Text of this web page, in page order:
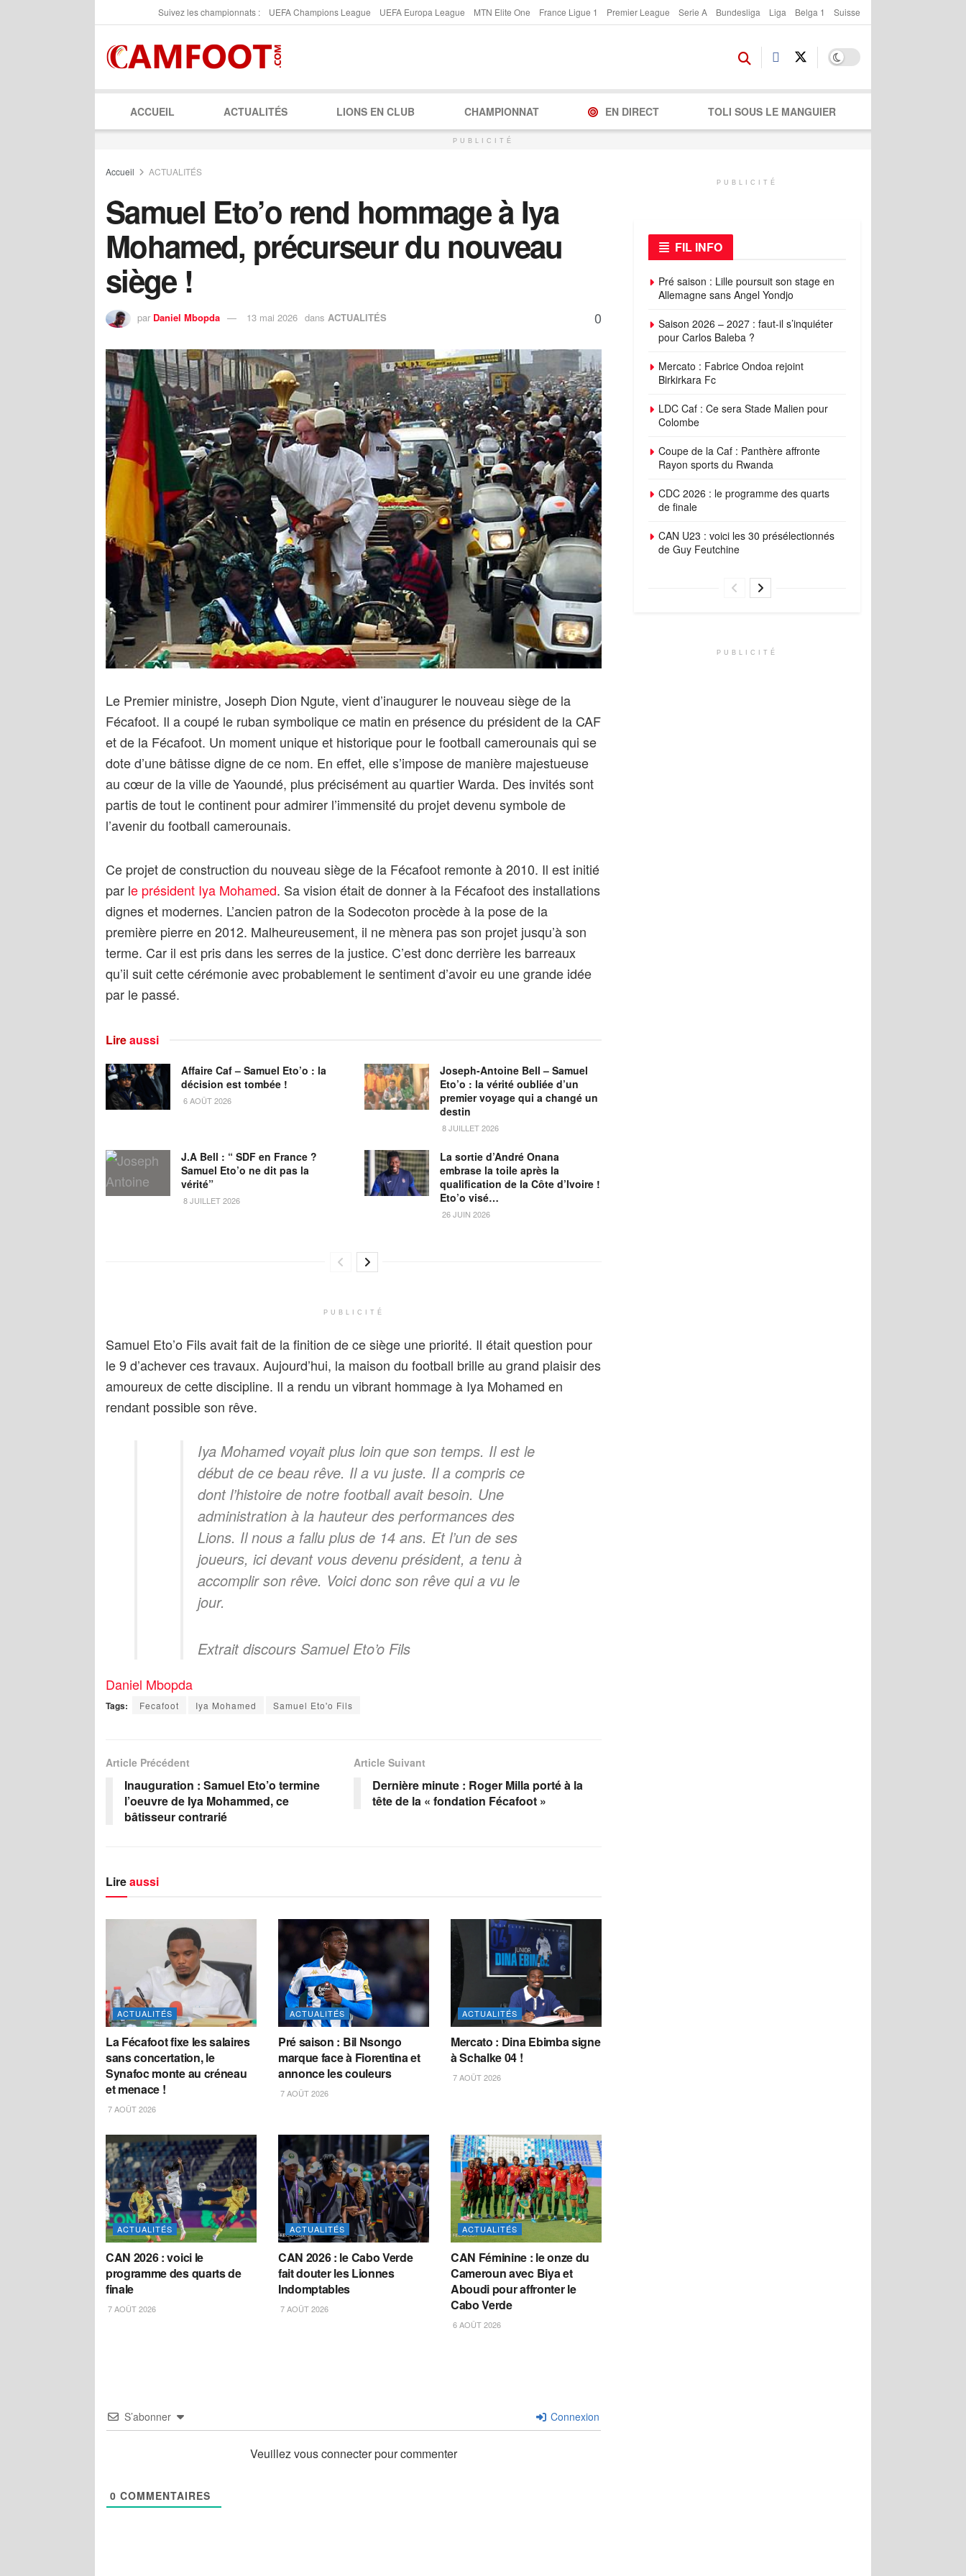
Suivez les championnats : UEFA Champions League UEFA Europa League MTN Elite One France Ligue 1 Premier League Serie A Bundesliga Liga Belga 1 Suisse
ACCUEIL ACTUALITÉS LIONS EN CLUB CHAMPIONNAT EN DIRECT TOLI SOUS LE MANGUIER
PUBLICITÉ
Accueil ACTUALITÉS
Samuel Eto’o rend hommage à Iya
Mohamed, précurseur du nouveau
siège !
par Daniel Mbopda 13 mai 2026 dans ACTUALITÉS 0
Le Premier ministre, Joseph Dion Ngute, vient d’inaugurer le nouveau siège de la
Fécafoot. Il a coupé le ruban symbolique ce matin en présence du président de la CAF
et de la Fécafoot. Un moment unique et historique pour le football camerounais qui se
dote d’une bâtisse digne de ce nom. En effet, elle s’impose de manière majestueuse
au cœur de la ville de Yaoundé, plus précisément au quartier Warda. Des invités sont
partis de tout le continent pour admirer l’immensité du projet devenu symbole de
l’avenir du football camerounais.
Ce projet de construction du nouveau siège de la Fécafoot remonte à 2010. Il est initié
par le président Iya Mohamed. Sa vision était de donner à la Fécafoot des installations
dignes et modernes. L’ancien patron de la Sodecoton procède à la pose de la
première pierre en 2012. Malheureusement, il ne mènera pas son projet jusqu’à son
terme. Car il est pris dans les serres de la justice. C’est donc derrière les barreaux
qu’il suit cette cérémonie avec probablement le sentiment d’avoir eu une grande idée
par le passé.
Lireaussi
Affaire Caf – Samuel Eto’o : la
décision est tombée !
6 AOÛT 2026
Joseph-Antoine Bell – Samuel
Eto’o : la vérité oubliée d’un
premier voyage qui a changé un
destin
8 JUILLET 2026
J.A Bell : “ SDF en France ?
Samuel Eto’o ne dit pas la
vérité”
8 JUILLET 2026
La sortie d’André Onana
embrase la toile après la
qualification de la Côte d’Ivoire !
Eto’o visé…
26 JUIN 2026
PUBLICITÉ
Samuel Eto’o Fils avait fait de la finition de ce siège une priorité. Il était question pour
le 9 d’achever ces travaux. Aujourd’hui, la maison du football brille au grand plaisir des
amoureux de cette discipline. Il a rendu un vibrant hommage à Iya Mohamed en
rendant possible son rêve.
Iya Mohamed voyait plus loin que son temps. Il est le
début de ce beau rêve. Il a vu juste. Il a compris ce
dont l’histoire de notre football avait besoin. Une
administration à la hauteur des performances des
Lions. Il nous a fallu plus de 14 ans. Et l’un de ses
joueurs, ici devant vous devenu président, a tenu à
accomplir son rêve. Voici donc son rêve qui a vu le
jour.
Extrait discours Samuel Eto’o Fils
Daniel Mbopda
Tags: Fecafoot Iya Mohamed Samuel Eto'o Fils
Article Précédent
Inauguration : Samuel Eto’o termine
l’oeuvre de Iya Mohammed, ce
bâtisseur contrarié
Article Suivant
Dernière minute : Roger Milla porté à la
tête de la « fondation Fécafoot »
Lireaussi
ACTUALITÉS
La Fécafoot fixe les salaires
sans concertation, le
Synafoc monte au créneau
et menace !
7 AOÛT 2026
ACTUALITÉS
Pré saison : Bil Nsongo
marque face à Fiorentina et
annonce les couleurs
7 AOÛT 2026
ACTUALITÉS
Mercato : Dina Ebimba signe
à Schalke 04 !
7 AOÛT 2026
ACTUALITÉS
CAN 2026 : voici le
programme des quarts de
finale
7 AOÛT 2026
ACTUALITÉS
CAN 2026 : le Cabo Verde
fait douter les Lionnes
Indomptables
7 AOÛT 2026
ACTUALITÉS
CAN Féminine : le onze du
Cameroun avec Biya et
Aboudi pour affronter le
Cabo Verde
6 AOÛT 2026
S’abonner Connexion
Veuillez vous connecter pour commenter
0 COMMENTAIRES
PUBLICITÉ
FIL INFO
Pré saison : Lille poursuit son stage en
Allemagne sans Angel Yondjo
Saison 2026 – 2027 : faut-il s’inquiéter
pour Carlos Baleba ?
Mercato : Fabrice Ondoa rejoint
Birkirkara Fc
LDC Caf : Ce sera Stade Malien pour
Colombe
Coupe de la Caf : Panthère affronte
Rayon sports du Rwanda
CDC 2026 : le programme des quarts
de finale
CAN U23 : voici les 30 présélectionnés
de Guy Feutchine
PUBLICITÉ